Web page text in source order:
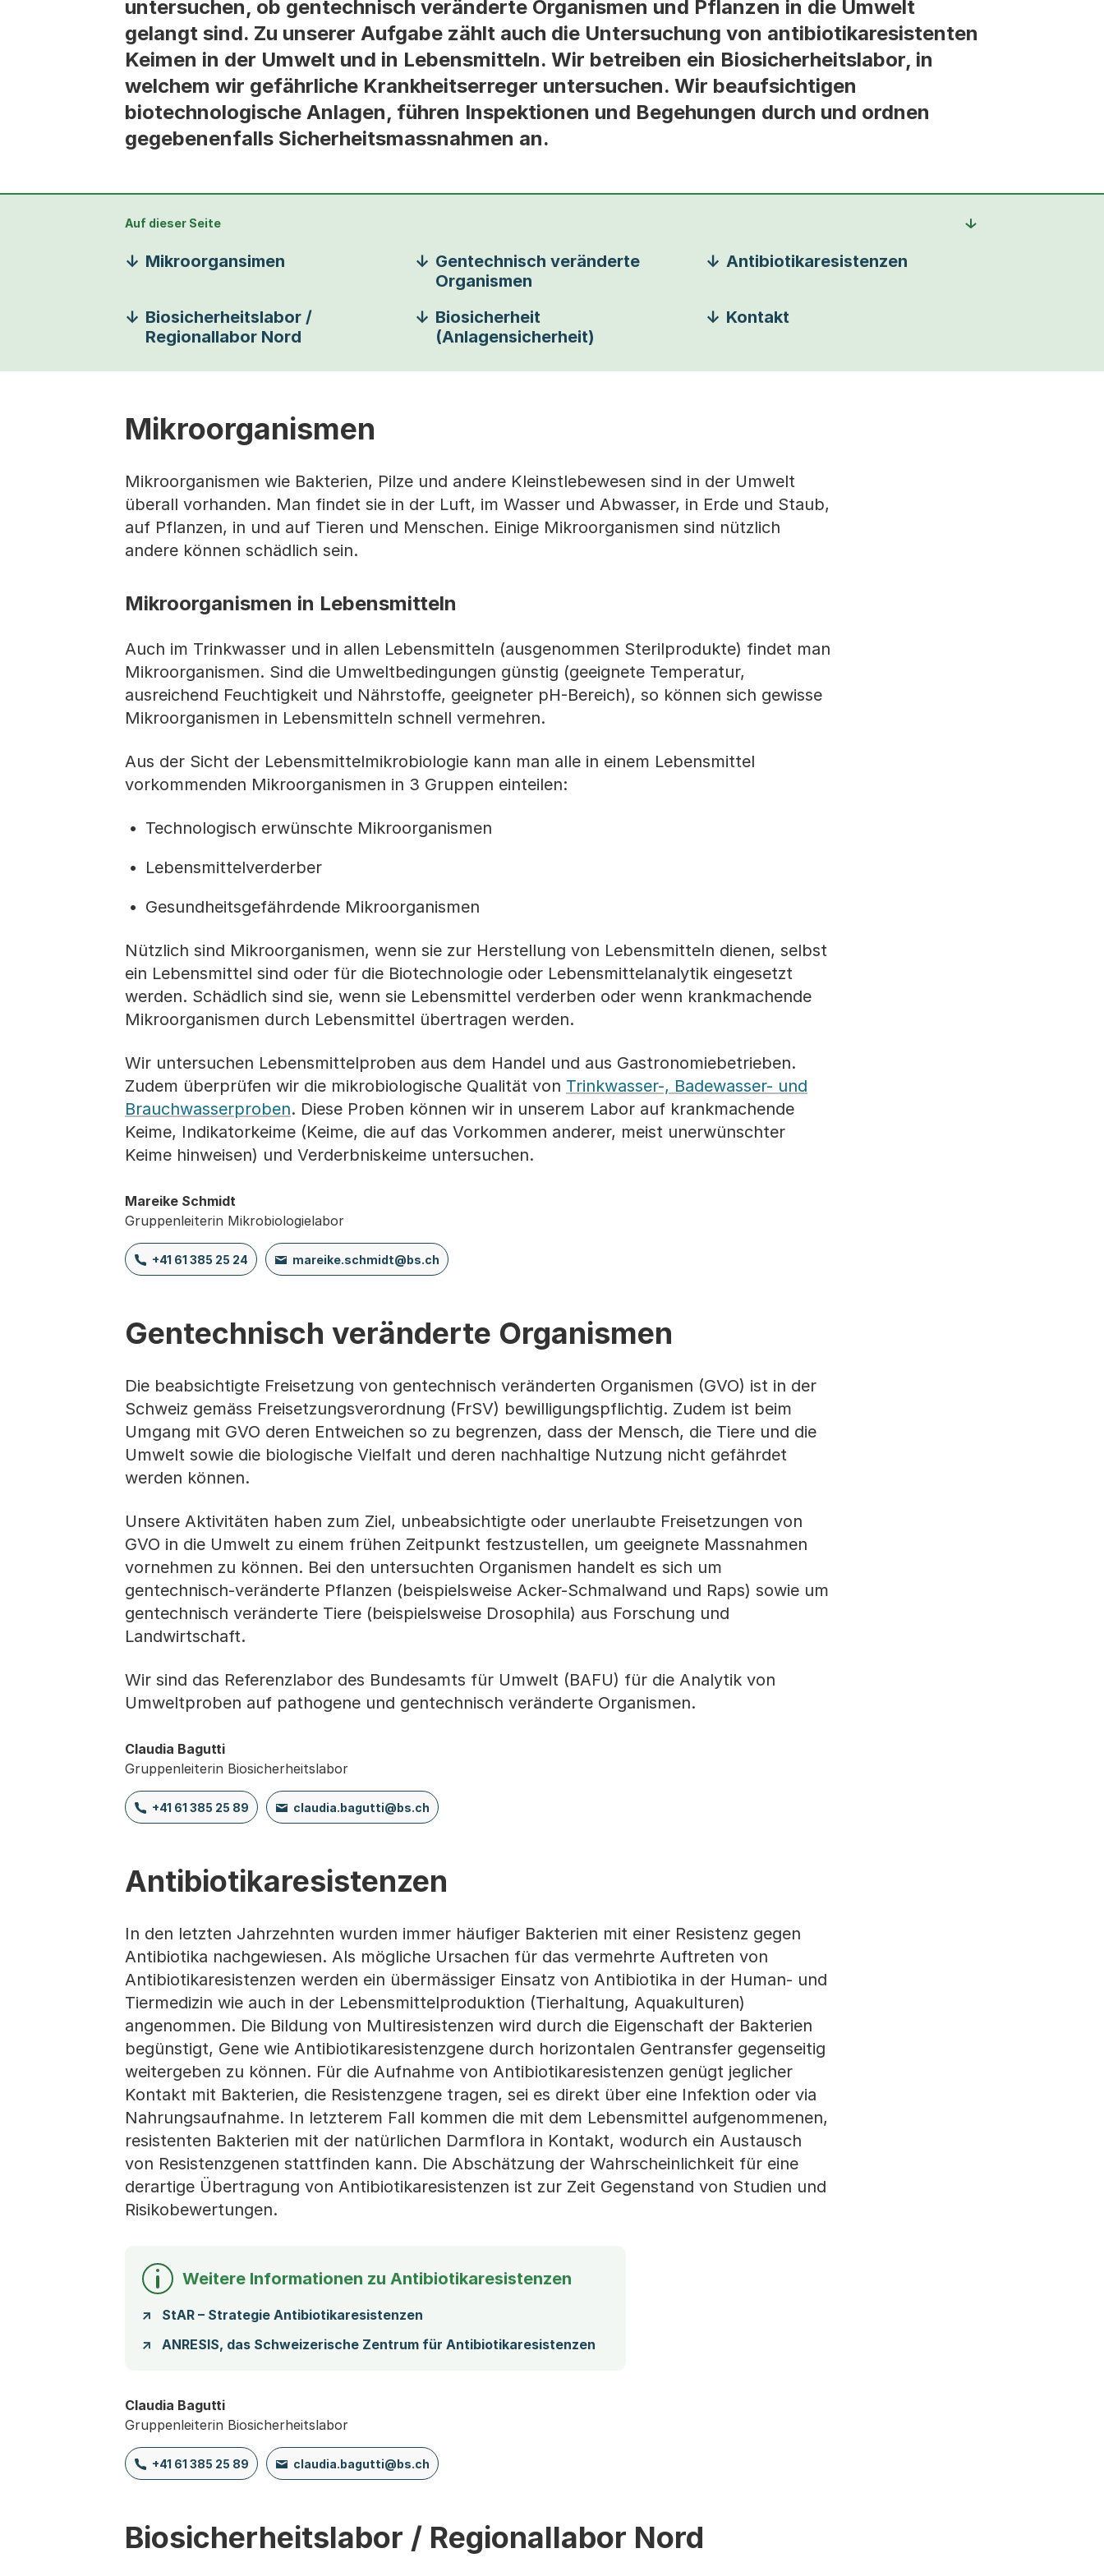
untersuchen, ob gentechnisch veränderte Organismen und Pflanzen in die Umwelt
gelangt sind. Zu unserer Aufgabe zählt auch die Untersuchung von antibiotikaresistenten
Keimen in der Umwelt und in Lebensmitteln. Wir betreiben ein Biosicherheitslabor, in
welchem wir gefährliche Krankheitserreger untersuchen. Wir beaufsichtigen
biotechnologische Anlagen, führen Inspektionen und Begehungen durch und ordnen
gegebenenfalls Sicherheitsmassnahmen an.
Auf dieser Seite
Mikroorgansimen
Gentechnisch veränderte
Organismen
Antibiotikaresistenzen
Biosicherheitslabor /
Regionallabor Nord
Biosicherheit
(Anlagensicherheit)
Kontakt
Mikroorganismen
Mikroorganismen wie Bakterien, Pilze und andere Kleinstlebewesen sind in der Umwelt
überall vorhanden. Man findet sie in der Luft, im Wasser und Abwasser, in Erde und Staub,
auf Pflanzen, in und auf Tieren und Menschen. Einige Mikroorganismen sind nützlich
andere können schädlich sein.
Mikroorganismen in Lebensmitteln
Auch im Trinkwasser und in allen Lebensmitteln (ausgenommen Sterilprodukte) findet man
Mikroorganismen. Sind die Umweltbedingungen günstig (geeignete Temperatur,
ausreichend Feuchtigkeit und Nährstoffe, geeigneter pH-Bereich), so können sich gewisse
Mikroorganismen in Lebensmitteln schnell vermehren.
Aus der Sicht der Lebensmittelmikrobiologie kann man alle in einem Lebensmittel
vorkommenden Mikroorganismen in 3 Gruppen einteilen:
Technologisch erwünschte Mikroorganismen
Lebensmittelverderber
Gesundheitsgefährdende Mikroorganismen
Nützlich sind Mikroorganismen, wenn sie zur Herstellung von Lebensmitteln dienen, selbst
ein Lebensmittel sind oder für die Biotechnologie oder Lebensmittelanalytik eingesetzt
werden. Schädlich sind sie, wenn sie Lebensmittel verderben oder wenn krankmachende
Mikroorganismen durch Lebensmittel übertragen werden.
Wir untersuchen Lebensmittelproben aus dem Handel und aus Gastronomiebetrieben.
Zudem überprüfen wir die mikrobiologische Qualität von Trinkwasser-, Badewasser- und
Brauchwasserproben. Diese Proben können wir in unserem Labor auf krankmachende
Keime, Indikatorkeime (Keime, die auf das Vorkommen anderer, meist unerwünschter
Keime hinweisen) und Verderbniskeime untersuchen.
Mareike Schmidt
Gruppenleiterin Mikrobiologielabor
+41 61 385 25 24 mareike.schmidt@bs.ch
Gentechnisch veränderte Organismen
Die beabsichtigte Freisetzung von gentechnisch veränderten Organismen (GVO) ist in der
Schweiz gemäss Freisetzungsverordnung (FrSV) bewilligungspflichtig. Zudem ist beim
Umgang mit GVO deren Entweichen so zu begrenzen, dass der Mensch, die Tiere und die
Umwelt sowie die biologische Vielfalt und deren nachhaltige Nutzung nicht gefährdet
werden können.
Unsere Aktivitäten haben zum Ziel, unbeabsichtigte oder unerlaubte Freisetzungen von
GVO in die Umwelt zu einem frühen Zeitpunkt festzustellen, um geeignete Massnahmen
vornehmen zu können. Bei den untersuchten Organismen handelt es sich um
gentechnisch-veränderte Pflanzen (beispielsweise Acker-Schmalwand und Raps) sowie um
gentechnisch veränderte Tiere (beispielsweise Drosophila) aus Forschung und
Landwirtschaft.
Wir sind das Referenzlabor des Bundesamts für Umwelt (BAFU) für die Analytik von
Umweltproben auf pathogene und gentechnisch veränderte Organismen.
Claudia Bagutti
Gruppenleiterin Biosicherheitslabor
+41 61 385 25 89 claudia.bagutti@bs.ch
Antibiotikaresistenzen
In den letzten Jahrzehnten wurden immer häufiger Bakterien mit einer Resistenz gegen
Antibiotika nachgewiesen. Als mögliche Ursachen für das vermehrte Auftreten von
Antibiotikaresistenzen werden ein übermässiger Einsatz von Antibiotika in der Human- und
Tiermedizin wie auch in der Lebensmittelproduktion (Tierhaltung, Aquakulturen)
angenommen. Die Bildung von Multiresistenzen wird durch die Eigenschaft der Bakterien
begünstigt, Gene wie Antibiotikaresistenzgene durch horizontalen Gentransfer gegenseitig
weitergeben zu können. Für die Aufnahme von Antibiotikaresistenzen genügt jeglicher
Kontakt mit Bakterien, die Resistenzgene tragen, sei es direkt über eine Infektion oder via
Nahrungsaufnahme. In letzterem Fall kommen die mit dem Lebensmittel aufgenommenen,
resistenten Bakterien mit der natürlichen Darmflora in Kontakt, wodurch ein Austausch
von Resistenzgenen stattfinden kann. Die Abschätzung der Wahrscheinlichkeit für eine
derartige Übertragung von Antibiotikaresistenzen ist zur Zeit Gegenstand von Studien und
Risikobewertungen.
Weitere Informationen zu Antibiotikaresistenzen
StAR – Strategie Antibiotikaresistenzen
ANRESIS, das Schweizerische Zentrum für Antibiotikaresistenzen
Claudia Bagutti
Gruppenleiterin Biosicherheitslabor
+41 61 385 25 89 claudia.bagutti@bs.ch
Biosicherheitslabor / Regionallabor Nord